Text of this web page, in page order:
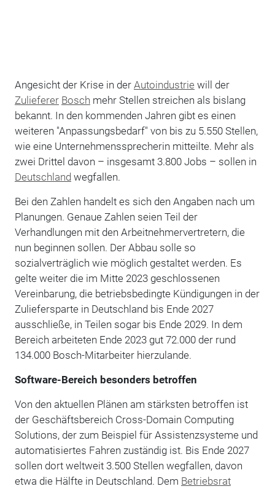
Angesicht der Krise in der Autoindustrie will der
Zulieferer Bosch mehr Stellen streichen als bislang
bekannt. In den kommenden Jahren gibt es einen
weiteren "Anpassungsbedarf" von bis zu 5.550 Stellen,
wie eine Unternehmenssprecherin mitteilte. Mehr als
zwei Drittel davon – insgesamt 3.800 Jobs – sollen in
Deutschland wegfallen.
Bei den Zahlen handelt es sich den Angaben nach um
Planungen. Genaue Zahlen seien Teil der
Verhandlungen mit den Arbeitnehmervertretern, die
nun beginnen sollen. Der Abbau solle so
sozialverträglich wie möglich gestaltet werden. Es
gelte weiter die im Mitte 2023 geschlossenen
Vereinbarung, die betriebsbedingte Kündigungen in der
Zuliefersparte in Deutschland bis Ende 2027
ausschließe, in Teilen sogar bis Ende 2029. In dem
Bereich arbeiteten Ende 2023 gut 72.000 der rund
134.000 Bosch-Mitarbeiter hierzulande.
Software-Bereich besonders betroffen
Von den aktuellen Plänen am stärksten betroffen ist
der Geschäftsbereich Cross-Domain Computing
Solutions, der zum Beispiel für Assistenzsysteme und
automatisiertes Fahren zuständig ist. Bis Ende 2027
sollen dort weltweit 3.500 Stellen wegfallen, davon
etwa die Hälfte in Deutschland. Dem Betriebsrat